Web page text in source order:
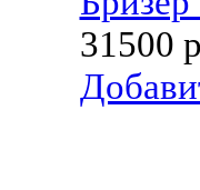
31500